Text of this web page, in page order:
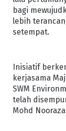
bagi
lebih
setempat.
Inisiatif
kerjasama
SWM
telah
Mohd